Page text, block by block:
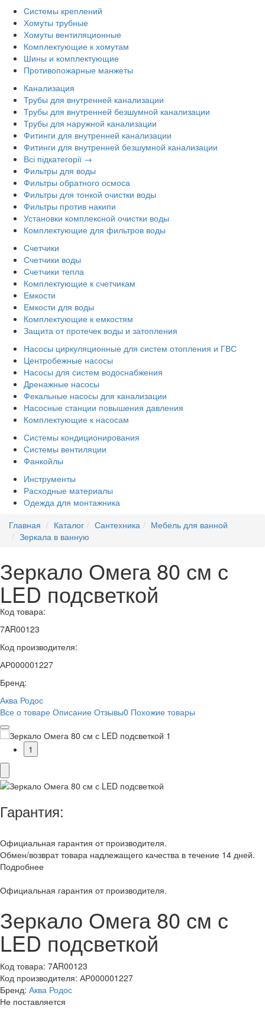
Системы креплений
Хомуты трубные
Хомуты вентиляционные
Комплектующие к хомутам
Шины и комплектующие
Противопожарные манжеты
Канализация
Трубы для внутренней канализации
Трубы для внутренней безшумной канализации
Трубы для наружной канализации
Фитинги для внутренней канализации
Фитинги для внутренней безшумной канализации
Всі підкатегорії →
Фильтры для воды
Фильтры обратного осмоса
Фильтры для тонкой очистки воды
Фильтры против накипи
Установки комплексной очистки воды
Комплектующие для фильтров воды
Счетчики
Счетчики воды
Счетчики тепла
Комплектующие к счетчикам
Емкости
Емкости для воды
Комплектующие к емкостям
Защита от протечек воды и затопления
Насосы циркуляционные для систем отопления и ГВС
Центробежные насосы
Насосы для систем водоснабжения
Дренажные насосы
Фекальные насосы для канализации
Насосные станции повышения давления
Комплектующие к насосам
Системы кондиционирования
Системы вентиляции
Фанкойлы
Инструменты
Расходные материалы
Одежда для монтажника
Главная
Каталог Сантехника
Мебель для ванной
Зеркала в ванную
Зеркало Омега 80 см с
LED подсветкой
Код товара:
7AR00123
Код производителя:
АР000001227
Бренд:
Аква Родос
Все о товаре Описание Отзывы0 Похожие товары
1
Гарантия:
Официальная гарантия от производителя.
Обмен/возврат товара надлежащего качества в течение 14 дней.
Подробнее
Официальная гарантия от производителя.
Зеркало Омега 80 см с
LED подсветкой
Код товара: 7AR00123
Код производителя: АР000001227
Бренд: Аква Родос
Не поставляется